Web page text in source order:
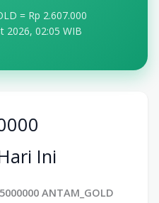
= Rp 2.607.000
2026, 02:05 WIB
Ini
5000000 ANTAM_GOLD